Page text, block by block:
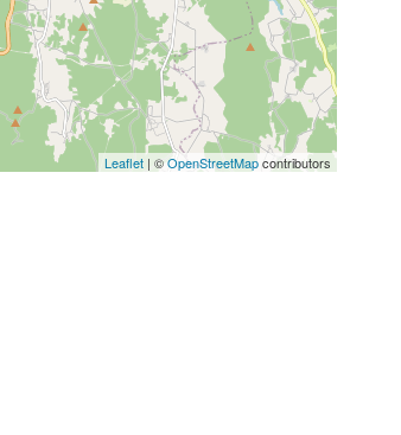
Leaflet | ©OpenStreetMapcontributors